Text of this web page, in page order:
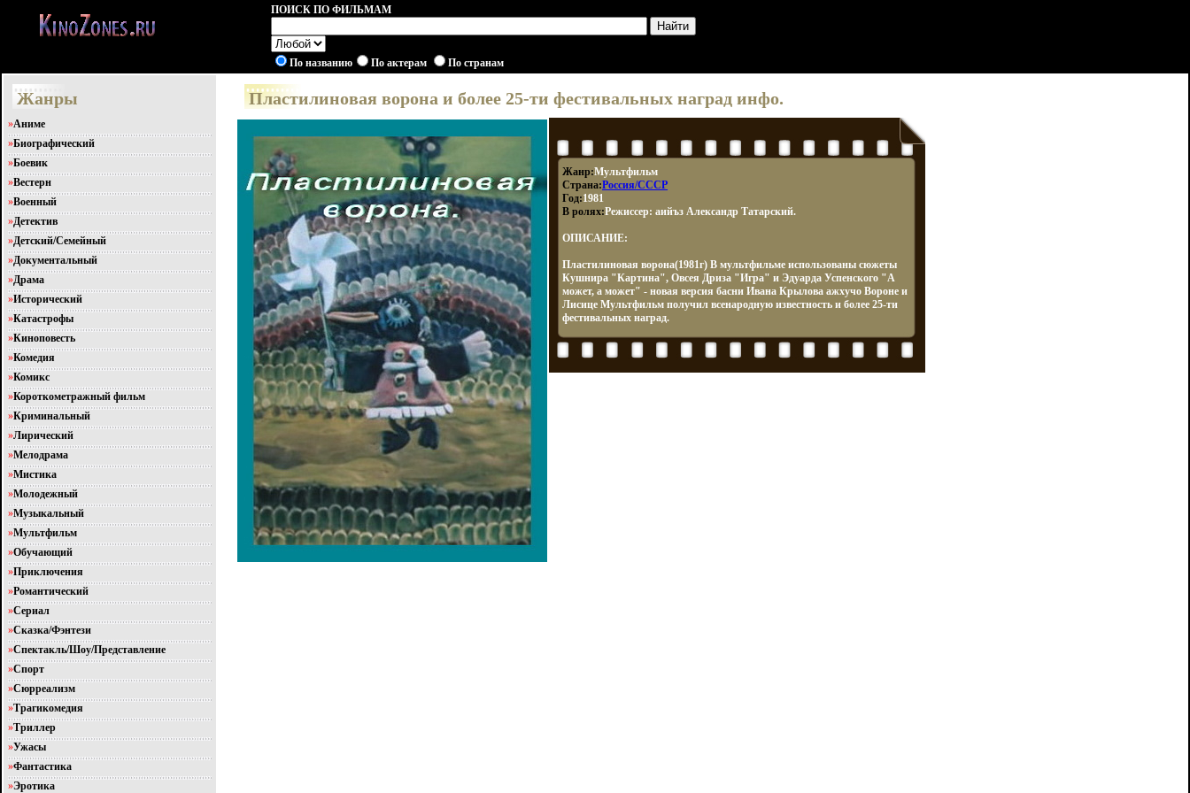
ПОИСК ПО ФИЛЬМАМ
По названию По актерам По странам
Жанры
»Аниме
»Биографический
»Боевик
»Вестерн
»Военный
»Детектив
»Детский/Семейный
»Документальный
»Драма
»Исторический
»Катастрофы
»Киноповесть
»Комедия
»Комикс
»Короткометражный фильм
»Криминальный
»Лирический
»Мелодрама
»Мистика
»Молодежный
»Музыкальный
»Мультфильм
»Обучающий
»Приключения
»Романтический
»Сериал
»Сказка/Фэнтези
»Спектакль/Шоу/Представление
»Спорт
»Сюрреализм
»Трагикомедия
»Триллер
»Ужасы
»Фантастика
»Эротика
Пластилиновая ворона и более 25-ти фестивальных наград инфо.
Жанр:Мультфильм
Страна:Россия/СССР
Год:1981
В ролях:Режиссер: аийъз Александр Татарский.
ОПИСАНИЕ:
Пластилиновая ворона(1981г) В мультфильме использованы сюжеты
Кушнира "Картина", Овсея Дриза "Игра" и Эдуарда Успенского "А
может, а может" - новая версия басни Ивана Крылова ажхучо Вороне и
Лисице Мультфильм получил всенародную известность и более 25-ти
фестивальных наград.